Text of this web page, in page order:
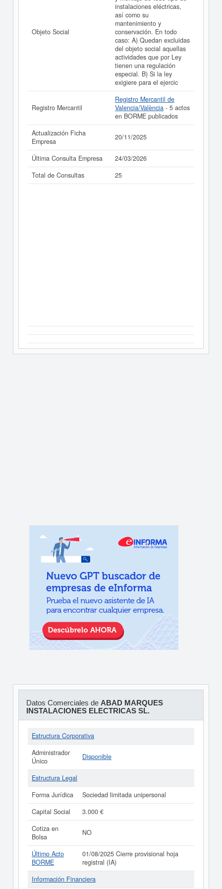
La última actualización del informe de empresa se ha
realizado el 20/11/2025.
Objeto Social
instalaciones eléctricas,
así como su
mantenimiento y
conservación. En todo
caso: A) Quedan excluidas
del objeto social aquellas
actividades que por Ley
tienen una regulación
especial. B) Si la ley
exigiere para el ejercic
Registro Mercantil
Registro Mercantil de
Valencia/València - 5 actos
en BORME publicados
Actualización Ficha
Empresa
20/11/2025
Última Consulta Empresa
24/03/2026
Total de Consultas
25
Datos Comerciales de ABAD MARQUES
INSTALACIONES ELECTRICAS SL.
Estructura Corporativa
Administrador
Único
Disponible
Estructura Legal
Forma Jurídica
Sociedad limitada unipersonal
Capital Social
3.000 €
Cotiza en
Bolsa
NO
Último Acto
BORME
01/08/2025 Cierre provisional hoja
registral (IA)
Información Financiera